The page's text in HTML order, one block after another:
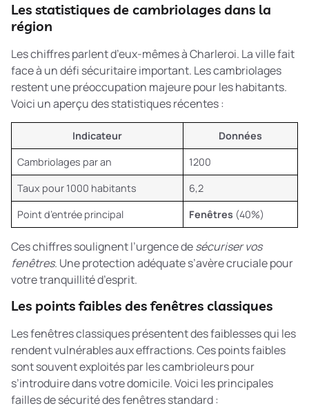
Les statistiques de cambriolages dans la
région
Les chiffres parlent d’eux-mêmes à Charleroi. La ville fait
face à un défi sécuritaire important. Les cambriolages
restent une préoccupation majeure pour les habitants.
Voici un aperçu des statistiques récentes :
Indicateur
Données
Cambriolages par an
1200
Taux pour 1000 habitants
6,2
Point d’entrée principal
Fenêtres (40%)
Ces chiffres soulignent l’urgence desécuriser vos
fenêtres. Une protection adéquate s’avère cruciale pour
votre tranquillité d’esprit.
Les points faibles des fenêtres classiques
Les fenêtres classiques présentent des faiblesses qui les
rendent vulnérables aux effractions. Ces points faibles
sont souvent exploités par les cambrioleurs pour
s’introduire dans votre domicile. Voici les principales
failles de sécurité des fenêtres standard :